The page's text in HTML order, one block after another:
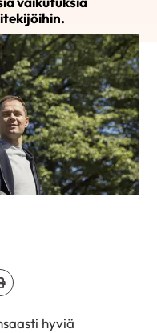
Print
hyviä